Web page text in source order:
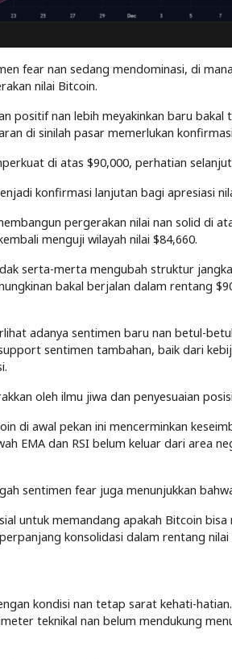
fear nan sedang mendominasi, di
nilai Bitcoin.
positif nan lebih meyakinkan baru bakal
di sinilah pasar memerlukan
di atas $90,000, perhatian
konfirmasi lanjutan bagi apresiasi
pergerakan nilai nan solid di
menguji wilayah nilai $84,660.
serta-merta mengubah struktur
bakal berjalan dalam rentang
adanya sentimen baru nan betul-
sentimen tambahan, baik dari
oleh ilmu jiwa dan penyesuaian
di awal pekan ini mencerminkan
EMA dan RSI belum keluar dari area
sentimen fear juga menunjukkan
untuk memandang apakah Bitcoin
konsolidasi dalam rentang nilai
kondisi nan tetap sarat kehati-
teknikal nan belum mendukung